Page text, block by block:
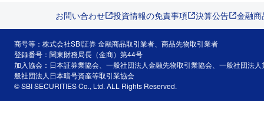
お問い合わせ 投資情報の免責事項 決算公告 金融
商号等：株式会社SBI証券 金融商品取引業者、商品先物取引業者
登録番号：関東財務局長（金商）第44号
加入協会：日本証券業協会、一般社団法人金融先物取引業協会、一般社団法
般社団法人日本暗号資産等取引業協会
© SBI SECURITIES Co., Ltd. ALL Rights Reserved.